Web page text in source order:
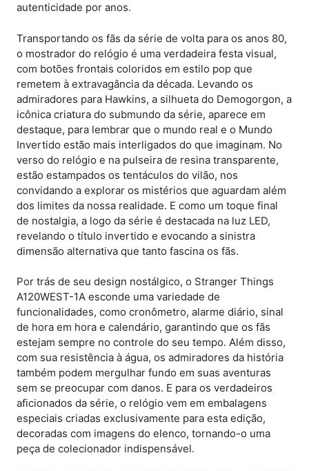
autenticidade por anos.
Transportando os fãs da série de volta para os anos 80,
o mostrador do relógio é uma verdadeira festa visual,
com botões frontais coloridos em estilo pop que
remetem à extravagância da década. Levando os
admiradores para Hawkins, a silhueta do Demogorgon, a
icônica criatura do submundo da série, aparece em
destaque, para lembrar que o mundo real e o Mundo
Invertido estão mais interligados do que imaginam. No
verso do relógio e na pulseira de resina transparente,
estão estampados os tentáculos do vilão, nos
convidando a explorar os mistérios que aguardam além
dos limites da nossa realidade. E como um toque final
de nostalgia, a logo da série é destacada na luz LED,
revelando o título invertido e evocando a sinistra
dimensão alternativa que tanto fascina os fãs.
Por trás de seu design nostálgico, o Stranger Things
A120WEST-1A esconde uma variedade de
funcionalidades, como cronômetro, alarme diário, sinal
de hora em hora e calendário, garantindo que os fãs
estejam sempre no controle do seu tempo. Além disso,
com sua resistência à água, os admiradores da história
também podem mergulhar fundo em suas aventuras
sem se preocupar com danos. E para os verdadeiros
aficionados da série, o relógio vem em embalagens
especiais criadas exclusivamente para esta edição,
decoradas com imagens do elenco, tornando-o uma
peça de colecionador indispensável.